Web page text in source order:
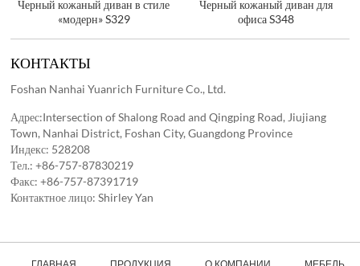
Черный кожаный диван в стиле
«модерн» S329
Черный кожаный диван для
офиса S348
КОНТАКТЫ
Foshan Nanhai Yuanrich Furniture Co., Ltd.
Адрес:Intersection of Shalong Road and Qingping Road, Jiujiang
Town, Nanhai District, Foshan City, Guangdong Province
Индекс: 528208
Тел.:+86-757-87830219
Факс: +86-757-87391719
Контактное лицо: Shirley Yan